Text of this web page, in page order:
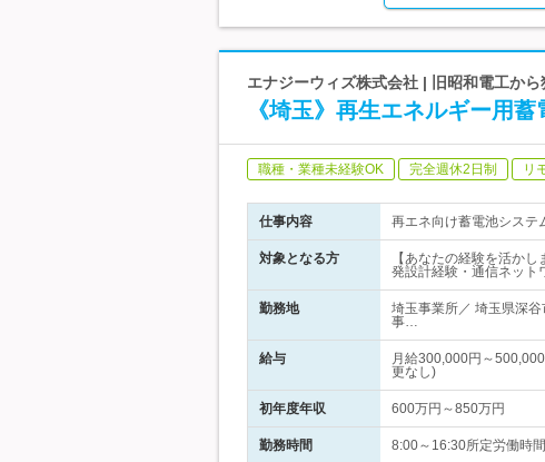
エナジーウィズ株式会社 | 旧昭和電工か
《埼玉》再生エネルギー用
職種・業種未経験OK 完全週休2日制 リ
仕事内容 再エネ向け蓄電池システ
対象となる方
【あなたの経験を活か
発設計経験・通信ネット
勤務地
埼玉事業所／ 埼玉県深
事…
給与
月給300,000円～
更なし)
初年度年収 600万円～850万円
勤務時間 8:00～16:30所定労働時